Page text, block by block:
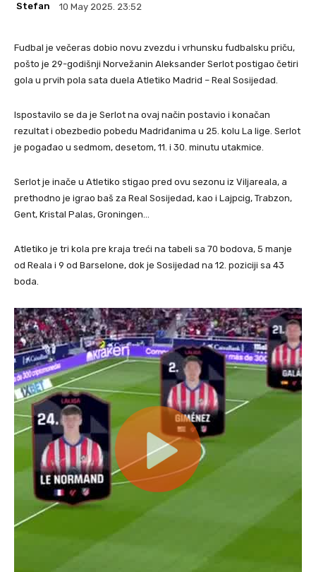
Stefan 10 May 2025. 23:52
Fudbal je večeras dobio novu zvezdu i vrhunsku fudbalsku priču,
pošto je 29-godišnji Norvežanin Aleksander Serlot postigao četiri
gola u prvih pola sata duela Atletiko Madrid – Real Sosijedad.
Ispostavilo se da je Serlot na ovaj način postavio i konačan
rezultat i obezbedio pobedu Madriđanima u 25. kolu La lige. Serlot
je pogađao u sedmom, desetom, 11. i 30. minutu utakmice.
Serlot je inače u Atletiko stigao pred ovu sezonu iz Viljareala, a
prethodno je igrao baš za Real Sosijedad, kao i Lajpcig, Trabzon,
Gent, Kristal Palas, Groningen…
Atletiko je tri kola pre kraja treći na tabeli sa 70 bodova, 5 manje
od Reala i 9 od Barselone, dok je Sosijedad na 12. poziciji sa 43
boda.